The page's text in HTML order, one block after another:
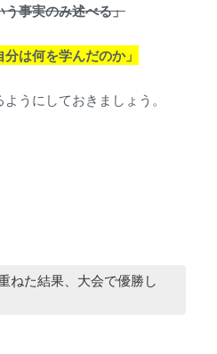
事実のみ述べる」
は何を学んだのか」
うにしておきましょう。
ねた結果、大会で優勝し